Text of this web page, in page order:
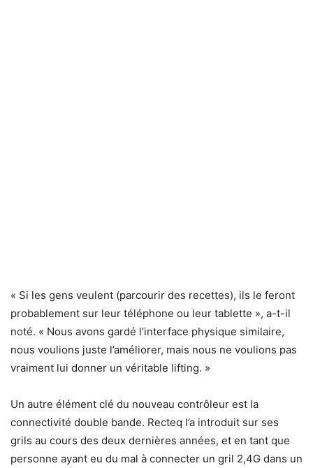
« Si les gens veulent (parcourir des recettes), ils le feront
probablement sur leur téléphone ou leur tablette », a-t-il
noté. « Nous avons gardé l’interface physique similaire,
nous voulions juste l’améliorer, mais nous ne voulions pas
vraiment lui donner un véritable lifting. »
Un autre élément clé du nouveau contrôleur est la
connectivité double bande. Recteq l’a introduit sur ses
grils au cours des deux dernières années, et en tant que
personne ayant eu du mal à connecter un gril 2,4G dans un